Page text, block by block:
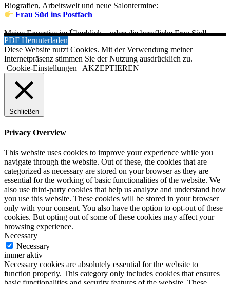
Biografien, Arbeitswelt und neue Salontermine:
Frau Süd ins Postfach
Meine Expertise im Überblick – oder: die berufliche Frau Süd!
PDF Herunterladen
Diese Website nutzt Cookies. Mit der Verwendung meiner
Internetpräsenz stimmen Sie der Nutzung ausdrücklich zu.
Cookie-Einstellungen
AKZEPTIEREN
Schließen
Privacy Overview
This website uses cookies to improve your experience while you
navigate through the website. Out of these, the cookies that are
categorized as necessary are stored on your browser as they are
essential for the working of basic functionalities of the website. We
also use third-party cookies that help us analyze and understand how
you use this website. These cookies will be stored in your browser
only with your consent. You also have the option to opt-out of these
cookies. But opting out of some of these cookies may affect your
browsing experience.
Necessary
Necessary
immer aktiv
Necessary cookies are absolutely essential for the website to
function properly. This category only includes cookies that ensures